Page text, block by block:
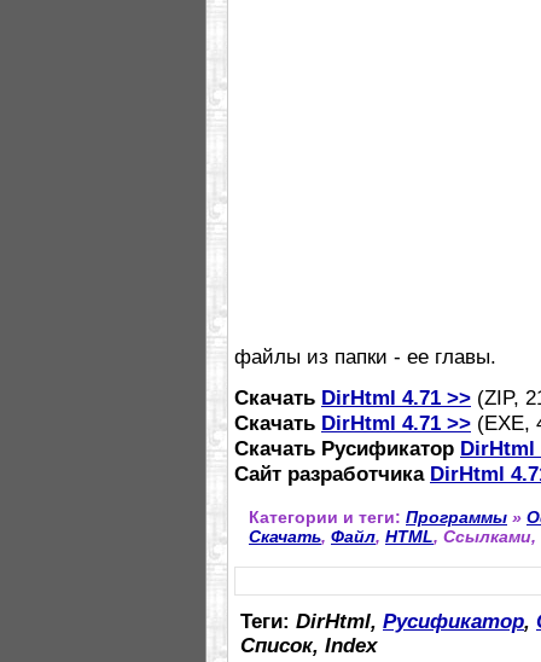
файлы из папки - ее главы.
Скачать DirHtml 4.71 >> (ZIP,
Скачать DirHtml 4.71 >> (EXE,
Скачать Русификатор DirHtml
Сайт разработчика DirHtml
Категории и теги: Программы »
Скачать, Файл, HTML, Ссылками,
Теги: DirHtml, Русификатор,
Список, Index